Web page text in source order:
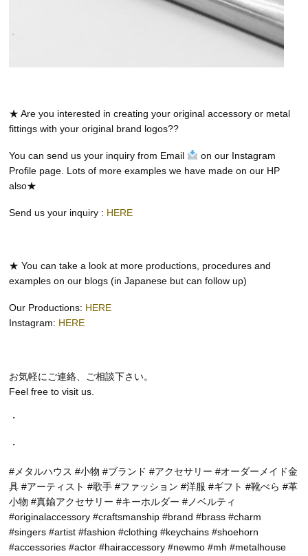
★ Are you interested in creating your original accessory or metal
fittings with your original brand logos??
You can send us your inquiry from Email
on our Instagram
Profile page. Lots of more examples we have made on our HP
also★
Send us your inquiry : HERE
★ You can take a look at more productions, procedures and
examples on our blogs (in Japanese but can follow up)
Our Productions: HERE
Instagram: HERE
お気軽にご連絡、ご相談下さい。
Feel free to visit us.
・
・
#メタルハウス #小物 #ブランド #アクセサリー #オーダーメイド金
具 #アーティスト #歌手 #ファッション #洋服 #ギフト #靴べら #革
小物 #真鍮アクセサリー #キーホルダー #ノベルティ
#originalaccessory #craftsmanship #brand #brass #charm
#singers #artist #fashion #clothing #keychains #shoehorn
#accessories #actor #hairaccessory #newmo #mh #metalhouse